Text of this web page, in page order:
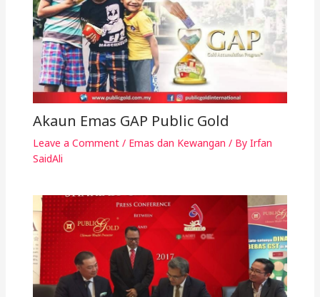
Akaun Emas GAP Public Gold
Leave a Comment / Emas dan Kewangan / By Irfan
SaidAli